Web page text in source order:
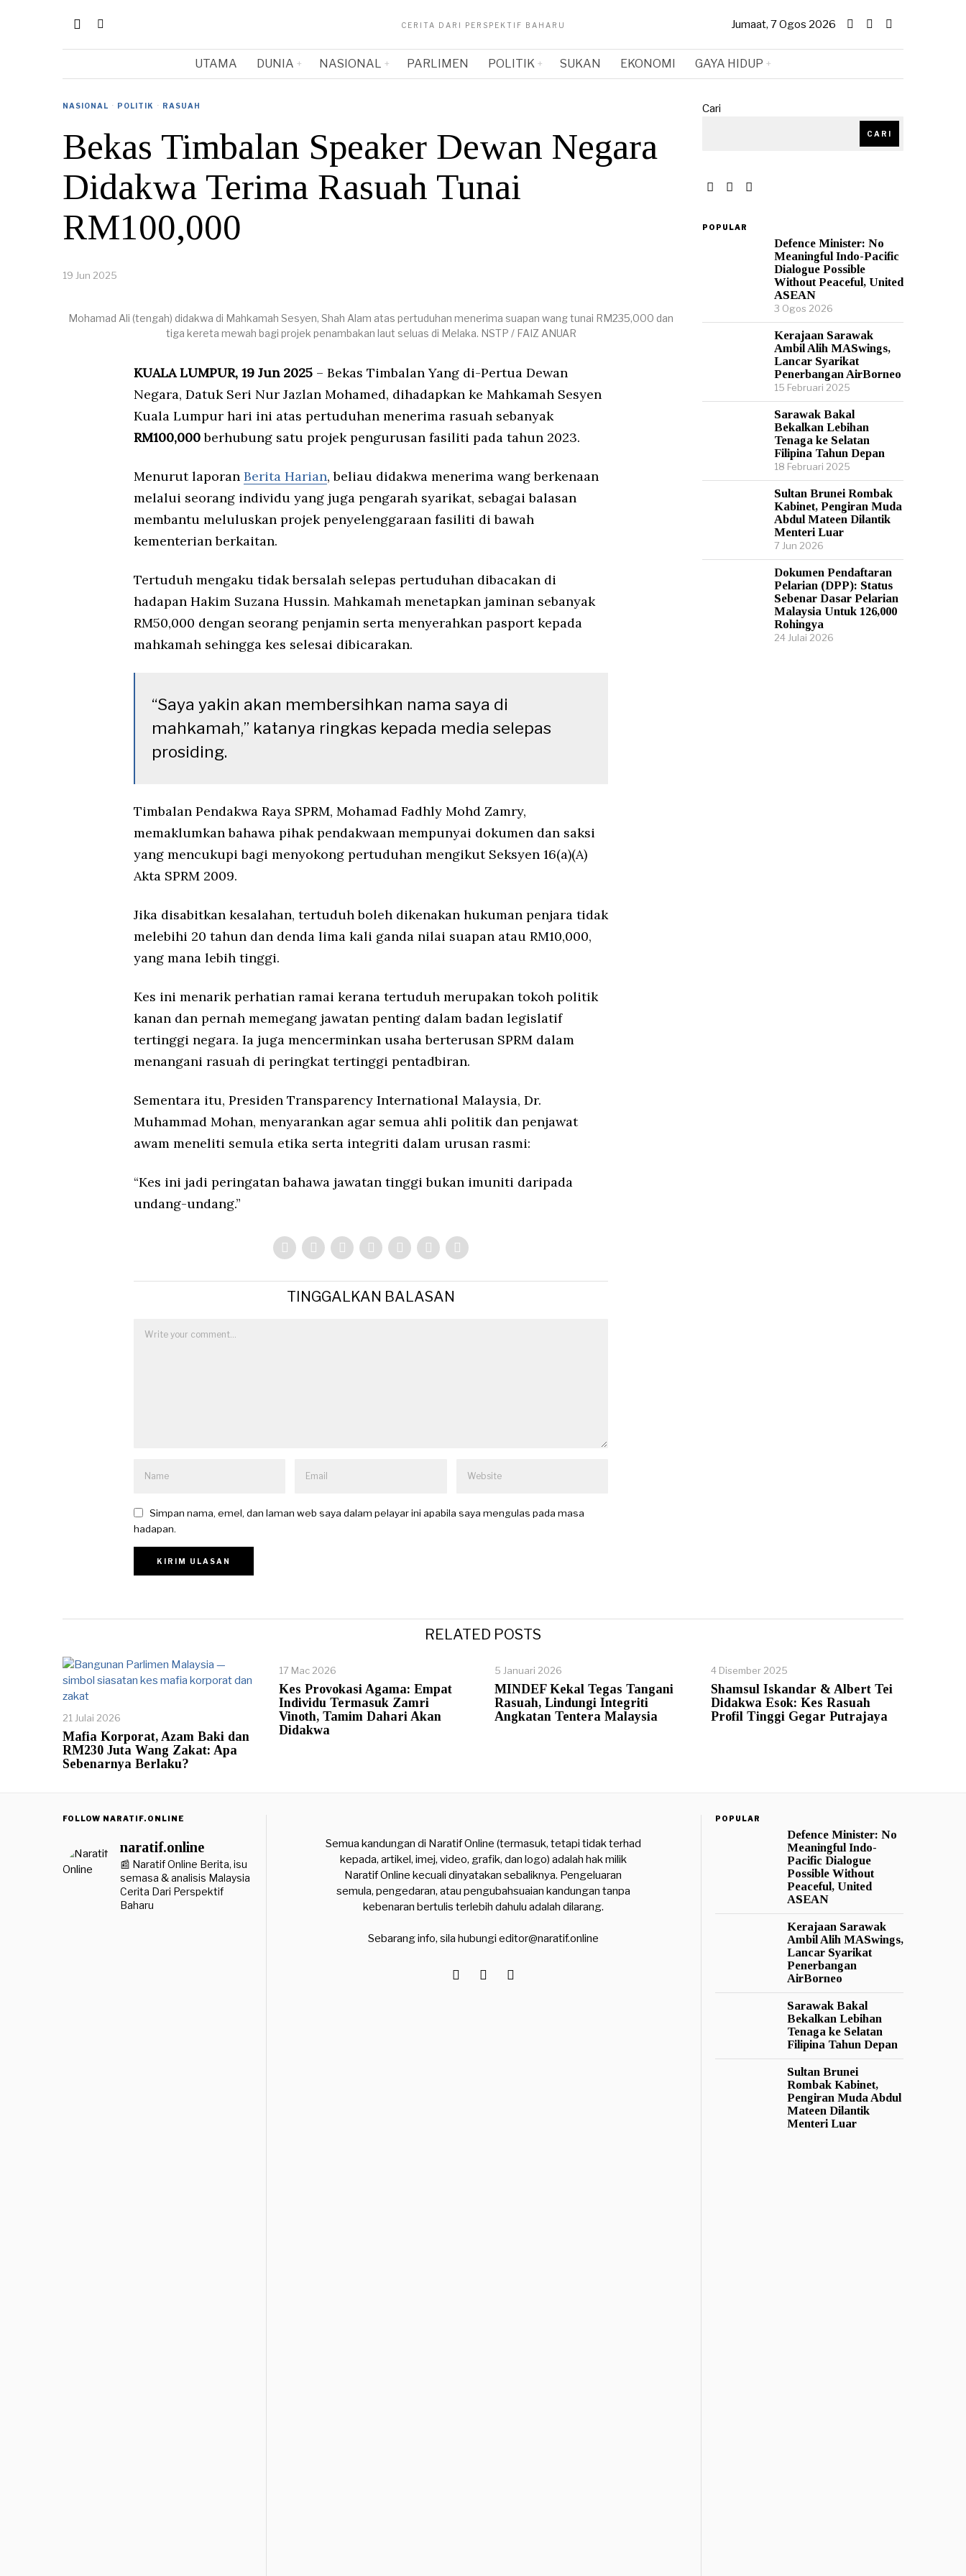
CERITA DARI PERSPEKTIF BAHARU Jumaat, 7 Ogos 2026
UTAMA DUNIA NASIONAL PARLIMEN POLITIK SUKAN EKONOMI GAYA HIDUP
NASIONAL · POLITIK · RASUAH
Bekas Timbalan Speaker Dewan Negara
Didakwa Terima Rasuah Tunai
RM100,000
19 Jun 2025
Mohamad Ali (tengah) didakwa di Mahkamah Sesyen, Shah Alam atas pertuduhan menerima suapan wang tunai RM235,000 dan
tiga kereta mewah bagi projek penambakan laut seluas di Melaka. NSTP / FAIZ ANUAR
KUALA LUMPUR, 19 Jun 2025 – Bekas Timbalan Yang di-Pertua Dewan
Negara, Datuk Seri Nur Jazlan Mohamed, dihadapkan ke Mahkamah Sesyen
Kuala Lumpur hari ini atas pertuduhan menerima rasuah sebanyak
RM100,000berhubung satu projek pengurusan fasiliti pada tahun 2023.
Menurut laporan Berita Harian, beliau didakwa menerima wang berkenaan
melalui seorang individu yang juga pengarah syarikat, sebagai balasan
membantu meluluskan projek penyelenggaraan fasiliti di bawah
kementerian berkaitan.
Tertuduh mengaku tidak bersalah selepas pertuduhan dibacakan di
hadapan Hakim Suzana Hussin. Mahkamah menetapkan jaminan sebanyak
RM50,000 dengan seorang penjamin serta menyerahkan pasport kepada
mahkamah sehingga kes selesai dibicarakan.
“Saya yakin akan membersihkan nama saya di
mahkamah,” katanya ringkas kepada media selepas
prosiding.
Timbalan Pendakwa Raya SPRM, Mohamad Fadhly Mohd Zamry,
memaklumkan bahawa pihak pendakwaan mempunyai dokumen dan saksi
yang mencukupi bagi menyokong pertuduhan mengikut Seksyen 16(a)(A)
Akta SPRM 2009.
Jika disabitkan kesalahan, tertuduh boleh dikenakan hukuman penjara tidak
melebihi 20 tahun dan denda lima kali ganda nilai suapan atau RM10,000,
yang mana lebih tinggi.
Kes ini menarik perhatian ramai kerana tertuduh merupakan tokoh politik
kanan dan pernah memegang jawatan penting dalam badan legislatif
tertinggi negara. Ia juga mencerminkan usaha berterusan SPRM dalam
menangani rasuah di peringkat tertinggi pentadbiran.
Sementara itu, Presiden Transparency International Malaysia, Dr.
Muhammad Mohan, menyarankan agar semua ahli politik dan penjawat
awam meneliti semula etika serta integriti dalam urusan rasmi:
“Kes ini jadi peringatan bahawa jawatan tinggi bukan imuniti daripada
undang-undang.”
TINGGALKAN BALASAN
Simpan nama, emel, dan laman web saya dalam pelayar ini apabila saya mengulas pada masa
hadapan.
Cari
CARI
POPULAR
Defence Minister: No
Meaningful Indo-Pacific
Dialogue Possible
Without Peaceful, United
ASEAN
3 Ogos 2026
Kerajaan Sarawak
Ambil Alih MASwings,
Lancar Syarikat
Penerbangan AirBorneo
15 Februari 2025
Sarawak Bakal
Bekalkan Lebihan
Tenaga ke Selatan
Filipina Tahun Depan
18 Februari 2025
Sultan Brunei Rombak
Kabinet, Pengiran Muda
Abdul Mateen Dilantik
Menteri Luar
7 Jun 2026
Dokumen Pendaftaran
Pelarian (DPP): Status
Sebenar Dasar Pelarian
Malaysia Untuk 126,000
Rohingya
24 Julai 2026
RELATED POSTS
21 Julai 2026
Mafia Korporat, Azam Baki dan
RM230 Juta Wang Zakat: Apa
Sebenarnya Berlaku?
17 Mac 2026
Kes Provokasi Agama: Empat
Individu Termasuk Zamri
Vinoth, Tamim Dahari Akan
Didakwa
5 Januari 2026
MINDEF Kekal Tegas Tangani
Rasuah, Lindungi Integriti
Angkatan Tentera Malaysia
4 Disember 2025
Shamsul Iskandar & Albert Tei
Didakwa Esok: Kes Rasuah
Profil Tinggi Gegar Putrajaya
FOLLOW NARATIF.ONLINE
naratif.online
📰 Naratif Online Berita, isu
semasa & analisis Malaysia
Cerita Dari Perspektif
Baharu
Semua kandungan di Naratif Online (termasuk, tetapi tidak terhad
kepada, artikel, imej, video, grafik, dan logo) adalah hak milik
Naratif Online kecuali dinyatakan sebaliknya. Pengeluaran
semula, pengedaran, atau pengubahsuaian kandungan tanpa
kebenaran bertulis terlebih dahulu adalah dilarang.
Sebarang info, sila hubungi editor@naratif.online
POPULAR
Defence Minister: No
Meaningful Indo-
Pacific Dialogue
Possible Without
Peaceful, United
ASEAN
Kerajaan Sarawak
Ambil Alih MASwings,
Lancar Syarikat
Penerbangan
AirBorneo
Sarawak Bakal
Bekalkan Lebihan
Tenaga ke Selatan
Filipina Tahun Depan
Sultan Brunei
Rombak Kabinet,
Pengiran Muda Abdul
Mateen Dilantik
Menteri Luar